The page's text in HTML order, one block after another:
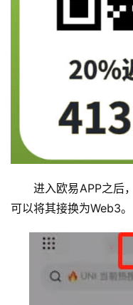
进入欧易APP之后
可以将其接换为Web3。